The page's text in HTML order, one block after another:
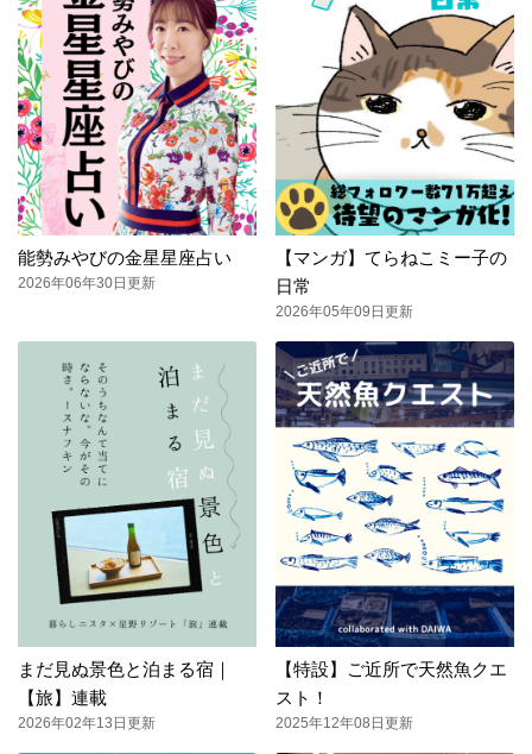
能勢みやびの金星星座占い
2026年06年30日更新
【マンガ】てらねこミー子の
日常
2026年05年09日更新
まだ見ぬ景色と泊まる宿｜
【旅】連載
2026年02年13日更新
【特設】ご近所で天然魚クエ
スト！
2025年12年08日更新